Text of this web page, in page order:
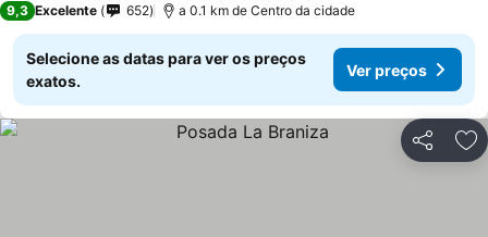
9,3 Excelente 652 a 0.1 km de Centro da cidade
Selecione as datas para ver os preços
exatos.
Ver preços
Partilhar